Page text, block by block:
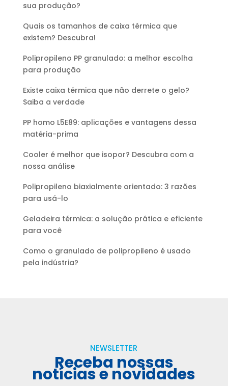
sua produção?
Quais os tamanhos de caixa térmica que
existem? Descubra!
Polipropileno PP granulado: a melhor escolha
para produção
Existe caixa térmica que não derrete o gelo?
Saiba a verdade
PP homo L5E89: aplicações e vantagens dessa
matéria-prima
Cooler é melhor que isopor? Descubra com a
nossa análise
Polipropileno biaxialmente orientado: 3 razões
para usá-lo
Geladeira térmica: a solução prática e eficiente
para você
Como o granulado de polipropileno é usado
pela indústria?
NEWSLETTER
Receba nossas
notícias e novidades